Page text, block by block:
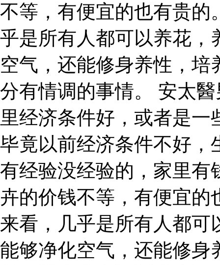
不等，有便宜的也有贵的
乎是所有人都可以养花，
空气，还能修身养性，
分有情调的事情。 安太
里经济条件好，或者是
毕竟以前经济条件不好，
有经验没经验的，家里有
卉的价钱不等，有便宜
来看，几乎是所有人都可
能够净化空气，还能修身